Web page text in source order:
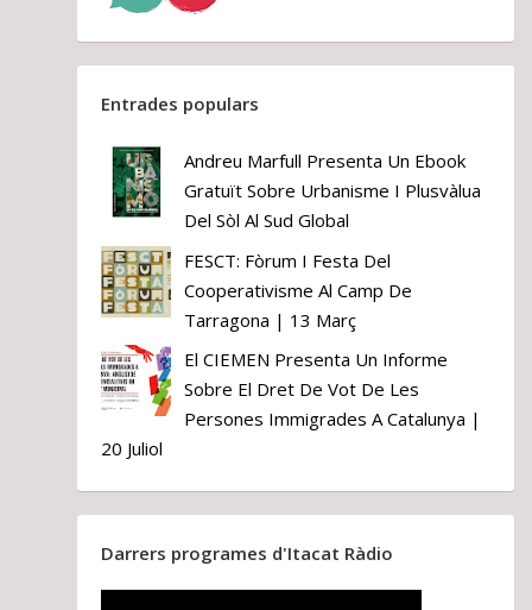
Entrades populars
Andreu Marfull Presenta Un Ebook
Gratuït Sobre Urbanisme I Plusvàlua
Del Sòl Al Sud Global
FESCT: Fòrum I Festa Del
Cooperativisme Al Camp De
Tarragona | 13 Març
El CIEMEN Presenta Un Informe
Sobre El Dret De Vot De Les
Persones Immigrades A Catalunya |
20 Juliol
Darrers programes d'Itacat Ràdio